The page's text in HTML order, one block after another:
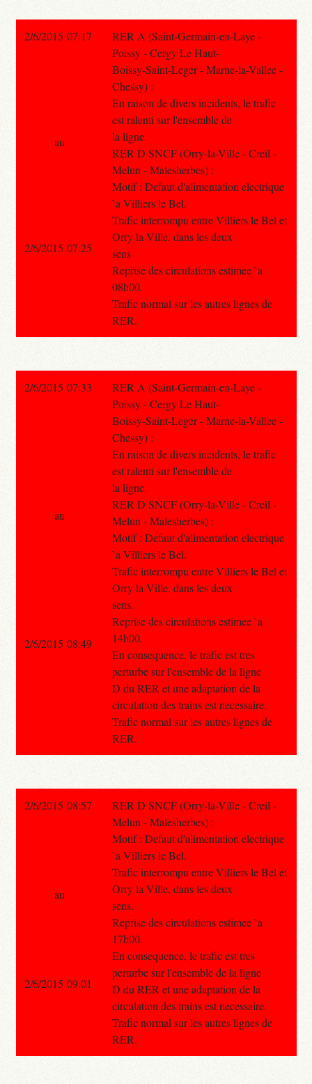
2/6/2015 07:17
RER A (Saint-Germain-en-Laye -
Poissy - Cergy Le Haut-
Boissy-Saint-Leger - Marne-la-Vallee -
Chessy) :
En raison de divers incidents, le trafic
est ralenti sur l'ensemble de
la ligne.
RER D SNCF (Orry-la-Ville - Creil -
Melun - Malesherbes) :
Motif : Defaut d'alimentation electrique
`a Villiers le Bel.
Trafic interrompu entre Villiers le Bel et
Orry la Ville, dans les deux
sens
Reprise des circulations estimee `a
08h00.
Trafic normal sur les autres lignes de
RER.
au
2/6/2015 07:25
2/6/2015 07:33
RER A (Saint-Germain-en-Laye -
Poissy - Cergy Le Haut-
Boissy-Saint-Leger - Marne-la-Vallee -
Chessy) :
En raison de divers incidents, le trafic
est ralenti sur l'ensemble de
la ligne.
RER D SNCF (Orry-la-Ville - Creil -
Melun - Malesherbes) :
Motif : Defaut d'alimentation electrique
`a Villiers le Bel.
Trafic interrompu entre Villiers le Bel et
Orry la Ville, dans les deux
sens.
Reprise des circulations estimee `a
14h00.
En consequence, le trafic est tres
perturbe sur l'ensemble de la ligne
D du RER et une adaptation de la
circulation des trains est necessaire.
Trafic normal sur les autres lignes de
RER.
au
2/6/2015 08:49
2/6/2015 08:57
RER D SNCF (Orry-la-Ville - Creil -
Melun - Malesherbes) :
Motif : Defaut d'alimentation electrique
`a Villiers le Bel.
Trafic interrompu entre Villiers le Bel et
Orry la Ville, dans les deux
sens.
Reprise des circulations estimee `a
17h00.
En consequence, le trafic est tres
perturbe sur l'ensemble de la ligne
D du RER et une adaptation de la
circulation des trains est necessaire.
Trafic normal sur les autres lignes de
RER.
au
2/6/2015 09:01